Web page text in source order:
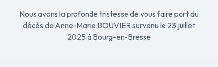
Nous avons la profonde tristesse de vous faire part du
décès de Anne-Marie BOUVIER survenu le 23 juillet
2025 à Bourg-en-Bresse